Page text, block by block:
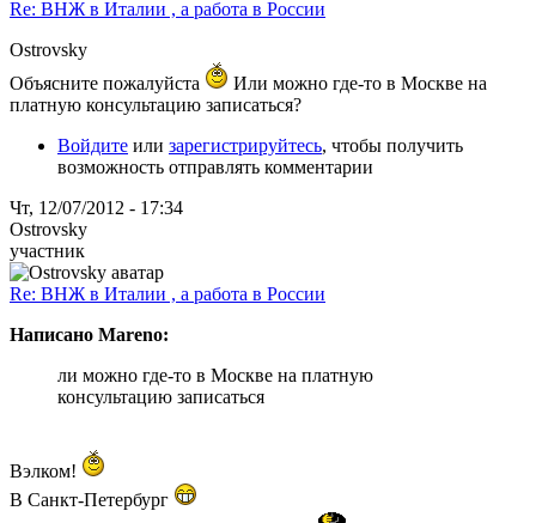
Re: ВНЖ в Италии , а работа в России
Ostrovsky
Объясните пожалуйста
Или можно где-то в Москве на
платную консультацию записаться?
Войдите или зарегистрируйтесь, чтобы получить
возможность отправлять комментарии
Чт, 12/07/2012 - 17:34
Ostrovsky
участник
Re: ВНЖ в Италии , а работа в России
Написано Mareno:
ли можно где-то в Москве на платную
консультацию записаться
Вэлком!
В Санкт-Петербург